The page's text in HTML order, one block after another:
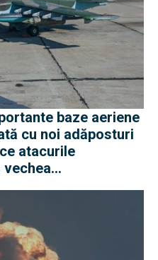
baze aeriene
cu noi adăposturi
atacurile